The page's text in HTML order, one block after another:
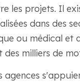
les projets. Il
dans des
ou médical et
des milliers de
agences